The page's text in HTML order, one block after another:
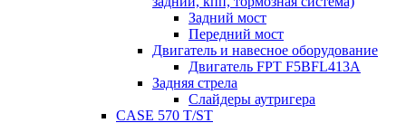
Задний мост
Передний мост
Двигатель и навесное оборудование
Двигатель FPT F5BFL413A
Задняя стрела
Слайдеры аутригера
CASE 570 T/ST